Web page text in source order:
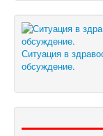
Ситуация в
обсуждение.